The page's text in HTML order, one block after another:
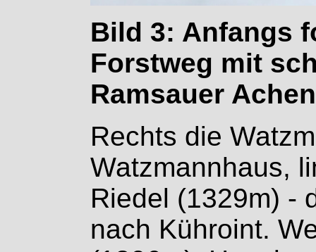
Bild 3: Anfangs
Forstweg mit
Ramsauer
Rechts die
Watzmannhaus,
Riedel (1329m) -
nach Kühroint.